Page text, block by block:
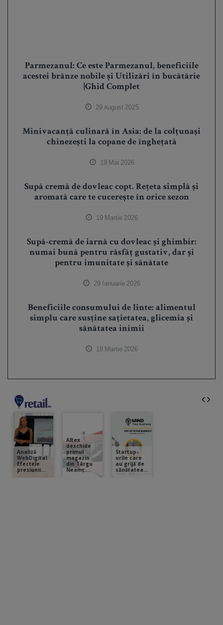
Parmezanul: Ce este Parmezanul, beneficiile
acestei brânze nobile și Utilizări în bucătărie
|Ghid Complet
29 August 2025
Minivacanță culinară în Asia: de la colțunași
chinezești la copane de înghețată
19 Mai 2026
Supă cremă de dovleac copt. Rețeta simplă și
aromată care te cucerește în orice sezon
19 Martie 2026
Supă-cremă de iarnă cu dovleac și ghimbir:
numai bună pentru răsfăț gustativ, dar și
pentru imunitate și sănătate
29 Ianuarie 2026
Beneficiile consumului de linte: alimentul
simplu care susține sațietatea, glicemia și
sănătatea inimii
18 Martie 2026